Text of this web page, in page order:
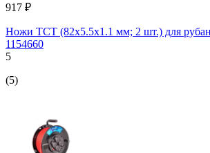
917 ₽
Ножи TCT (82х5.5х1.1 мм; 2 шт.) для
1154660
5
(5)